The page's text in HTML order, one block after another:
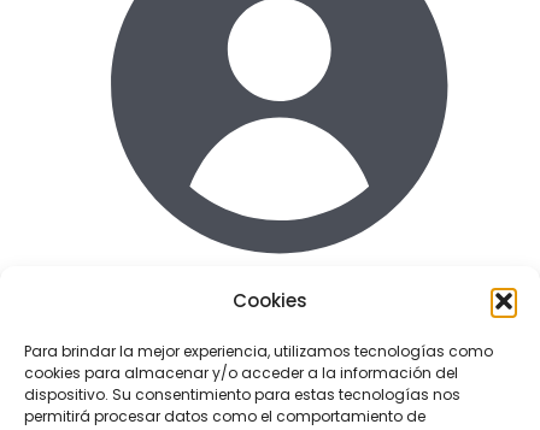
Cookies
Para brindar la mejor experiencia, utilizamos tecnologías como
cookies para almacenar y/o acceder a la información del
dispositivo. Su consentimiento para estas tecnologías nos
permitirá procesar datos como el comportamiento de
Enlaces de interes
Terminos y condiciones uso